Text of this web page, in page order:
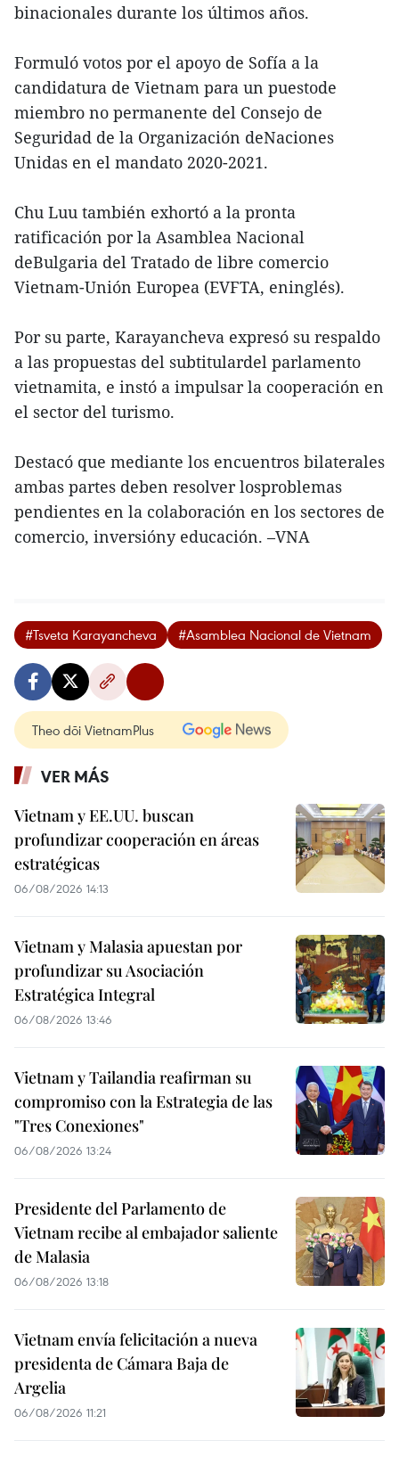
binacionales durante los últimos años.
Formuló votos por el apoyo de Sofía a la
candidatura de Vietnam para un puestode
miembro no permanente del Consejo de
Seguridad de la Organización deNaciones
Unidas en el mandato 2020-2021.
Chu Luu también exhortó a la pronta
ratificación por la Asamblea Nacional
deBulgaria del Tratado de libre comercio
Vietnam-Unión Europea (EVFTA, eninglés).
Por su parte, Karayancheva expresó su respaldo
a las propuestas del subtitulardel parlamento
vietnamita, e instó a impulsar la cooperación en
el sector del turismo.
Destacó que mediante los encuentros bilaterales
ambas partes deben resolver losproblemas
pendientes en la colaboración en los sectores de
comercio, inversióny educación. –VNA
#Tsveta Karayancheva #Asamblea Nacional de Vietnam
Theo dõi VietnamPlus
VER MÁS
Vietnam y EE.UU. buscan
profundizar cooperación en áreas
estratégicas
06/08/2026 14:13
Vietnam y Malasia apuestan por
profundizar su Asociación
Estratégica Integral
06/08/2026 13:46
Vietnam y Tailandia reafirman su
compromiso con la Estrategia de las
"Tres Conexiones"
06/08/2026 13:24
Presidente del Parlamento de
Vietnam recibe al embajador saliente
de Malasia
06/08/2026 13:18
Vietnam envía felicitación a nueva
presidenta de Cámara Baja de
Argelia
06/08/2026 11:21